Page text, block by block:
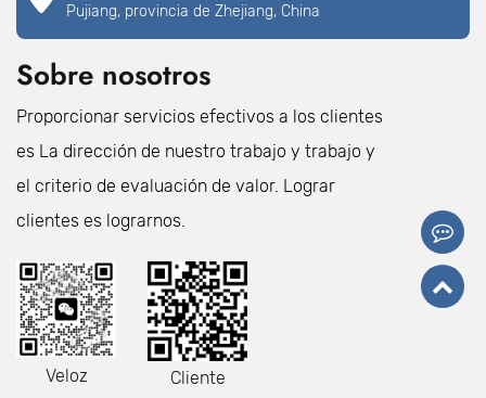
Pujiang, provincia de Zhejiang, China
Sobre nosotros
Proporcionar servicios efectivos a los clientes
es La dirección de nuestro trabajo y trabajo y
el criterio de evaluación de valor. Lograr
clientes es lograrnos.
Veloz Cliente